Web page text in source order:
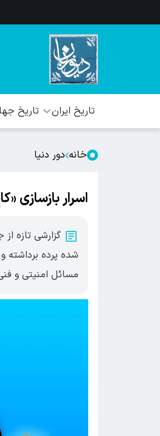
تاریخ ایران تاریخ
خانه دور دنیا
اسرار بازسازی
گزارشی تازه
شده پرده برداشته
مسائل امنیتی و